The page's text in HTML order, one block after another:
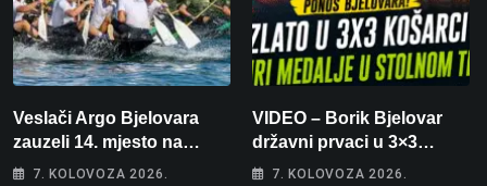
Veslači Argo Bjelovara
zauzeli 14. mjesto na
brzincu
7. KOLOVOZA 2026.
VIDEO – Borik Bjelovar
državni prvaci u 3×3
košarci, Klara Končar je
7. KOLOVOZA 2026.